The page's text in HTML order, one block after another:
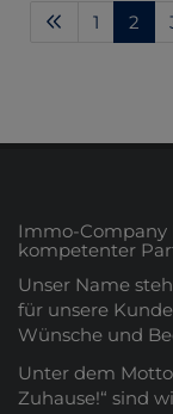
1 2
Immo-Company
kompetenter
Unser Name
für unsere
Wünsche und
Unter dem
Zuhause!“ sind